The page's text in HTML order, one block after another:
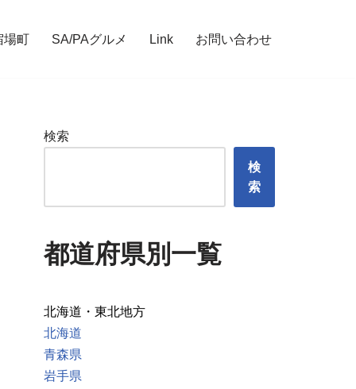
場町 SA/PAグルメ Link お問い合わせ
検索
検
索
都道府県別一覧
北海道・東北地方
北海道
青森県
岩手県